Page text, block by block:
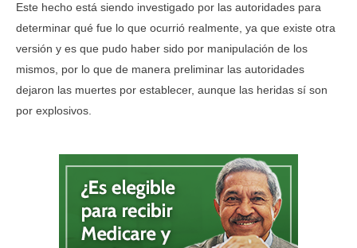
Este hecho está siendo investigado por las autoridades para
determinar qué fue lo que ocurrió realmente, ya que existe otra
versión y es que pudo haber sido por manipulación de los
mismos, por lo que de manera preliminar las autoridades
dejaron las muertes por establecer, aunque las heridas sí son
por explosivos.